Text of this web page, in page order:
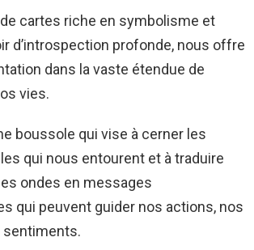
cartes riche en symbolisme et
d’introspection profonde, nous offre
dans la vaste étendue de
vies.
boussole qui vise à cerner les
qui nous entourent et à traduire
ondes en messages
qui peuvent guider nos actions, nos
sentiments.